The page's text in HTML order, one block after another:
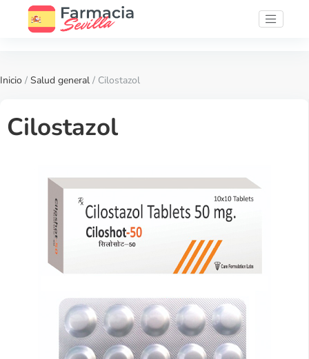
Inicio / Salud general / Cilostazol
Cilostazol